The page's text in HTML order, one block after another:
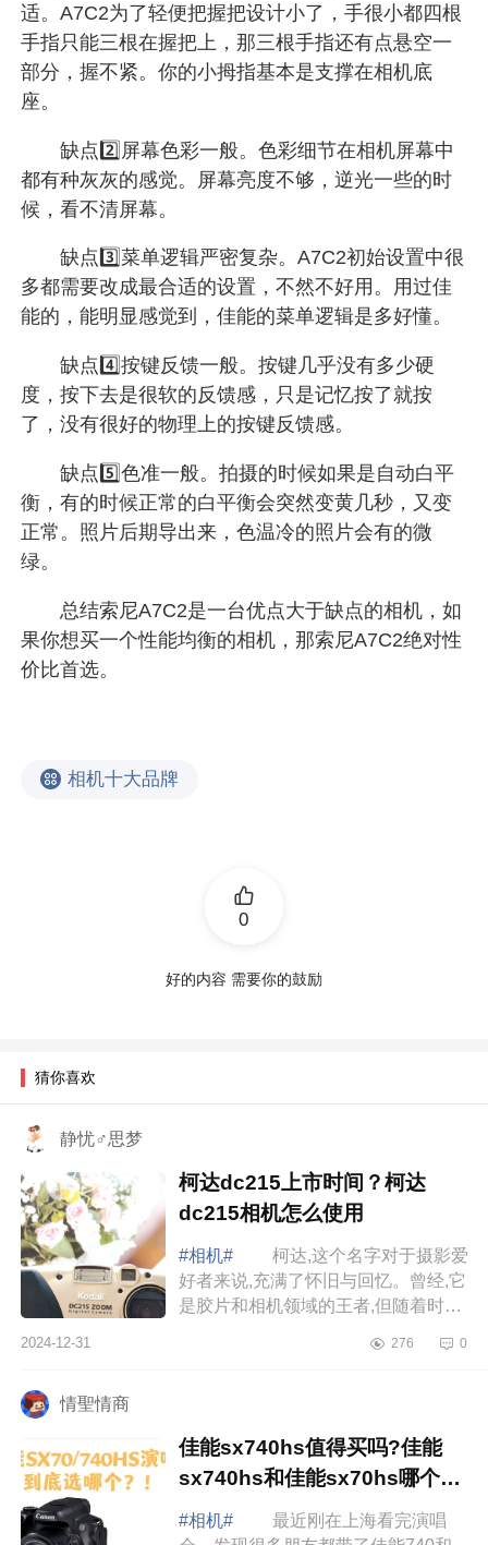
适。A7C2为了轻便把握把设计小了，手很小都四根
手指只能三根在握把上，那三根手指还有点悬空一
部分，握不紧。你的小拇指基本是支撑在相机底
座。
缺点2️⃣屏幕色彩一般。色彩细节在相机屏幕中
都有种灰灰的感觉。屏幕亮度不够，逆光一些的时
候，看不清屏幕。
缺点3️⃣菜单逻辑严密复杂。A7C2初始设置中很
多都需要改成最合适的设置，不然不好用。用过佳
能的，能明显感觉到，佳能的菜单逻辑是多好懂。
缺点4️⃣按键反馈一般。按键几乎没有多少硬
度，按下去是很软的反馈感，只是记忆按了就按
了，没有很好的物理上的按键反馈感。
缺点5️⃣色准一般。拍摄的时候如果是自动白平
衡，有的时候正常的白平衡会突然变黄几秒，又变
正常。照片后期导出来，色温冷的照片会有的微
绿。
总结索尼A7C2是一台优点大于缺点的相机，如
果你想买一个性能均衡的相机，那索尼A7C2绝对性
价比首选。
相机十大品牌
0
好的内容 需要你的鼓励
猜你喜欢
静忧♂思梦
柯达dc215上市时间？柯达
dc215相机怎么使用
#相机#
柯达,这个名字对于摄影爱
好者来说,充满了怀旧与回忆。曾经,它
是胶片和相机领域的王者,但随着时间
渐走下了巅峰。下面小编为大家介
2024-12-31 276 0
情聖情商
佳能sx740hs值得买吗?佳能
sx740hs和佳能sx70hs哪个更
适合演唱会
#相机#
最近刚在上海看完演唱